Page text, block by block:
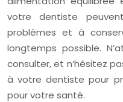
votre dentiste
problèmes et à
longtemps possible.
consulter, et n’hésitez
à votre dentiste pour
pour votre santé.